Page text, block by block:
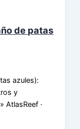
de patas
azules):
y
AtlasReef ·